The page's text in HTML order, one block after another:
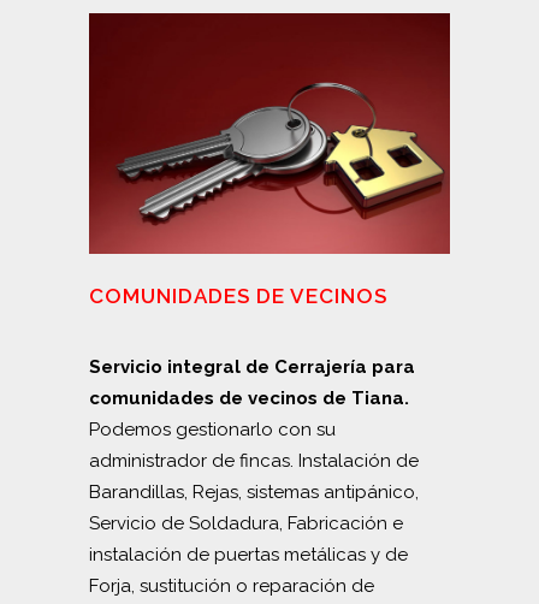
COMUNIDADES DE VECINOS
Servicio integral de Cerrajería para
comunidades de vecinos de Tiana.
Podemos gestionarlo con su
administrador de fincas. Instalación de
Barandillas, Rejas, sistemas antipánico,
Servicio de Soldadura, Fabricación e
instalación de puertas metálicas y de
Forja, sustitución o reparación de